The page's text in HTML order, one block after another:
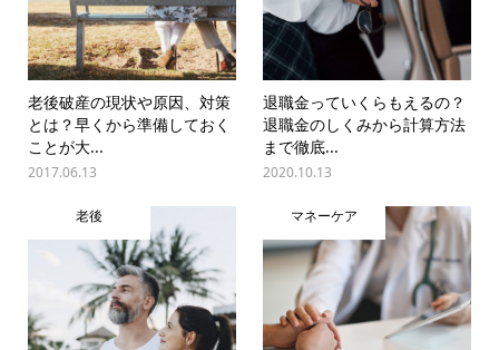
老後破産の現状や原因、対策
とは？早くから準備しておく
ことが大...
2017.06.13
退職金っていくらもえるの？
退職金のしくみから計算方法
まで徹底...
2020.10.13
老後 マネーケア